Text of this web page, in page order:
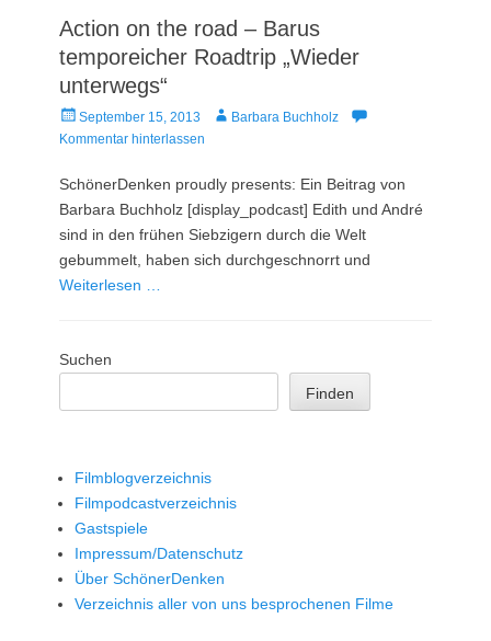
Action on the road – Barus
temporeicher Roadtrip „Wieder
unterwegs“
Veröffentlicht
am
September 15, 2013 AutorBarbara Buchholz
Kommentar hinterlassen
SchönerDenken proudly presents: Ein Beitrag von
Barbara Buchholz [display_podcast] Edith und André
sind in den frühen Siebzigern durch die Welt
gebummelt, haben sich durchgeschnorrt und
Weiterlesen …
Suchen
Finden
Filmblogverzeichnis
Filmpodcastverzeichnis
Gastspiele
Impressum/Datenschutz
Über SchönerDenken
Verzeichnis aller von uns besprochenen Filme